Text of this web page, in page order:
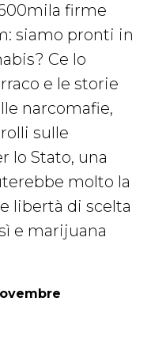
firme
siamo pronti in
Ce lo
e le storie
narcomafie,
sulle
lo Stato, una
molto la
libertà di scelta
e marijuana